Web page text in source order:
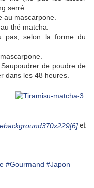
serré.
au mascarpone.
thé matcha.
pas, selon la forme du
de poudre de
dans les 48 heures.
et
#Gourmand #Japon